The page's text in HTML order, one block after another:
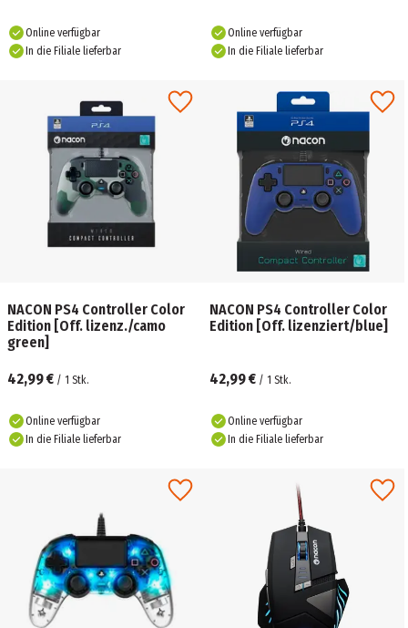
Online verfügbar
In die Filiale lieferbar
Online verfügbar
In die Filiale lieferbar
NACON PS4 Controller Color
Edition [Off. lizenz./camo
green]
42,99 € / 1 Stk.
Online verfügbar
In die Filiale lieferbar
NACON PS4 Controller Color
Edition [Off. lizenziert/blue]
42,99 € / 1 Stk.
Online verfügbar
In die Filiale lieferbar